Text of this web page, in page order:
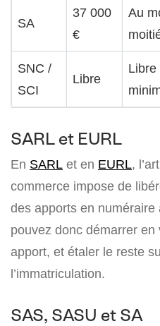
SA
37 000
€
Au
SNC /
SCI
Libre
Libre
SARL et EURL
En SARL et en EURL,
commerce impose de
des apports en numéraire
pouvez donc démarrer
apport, et étaler le reste
l’immatriculation.
SAS, SASU et SA